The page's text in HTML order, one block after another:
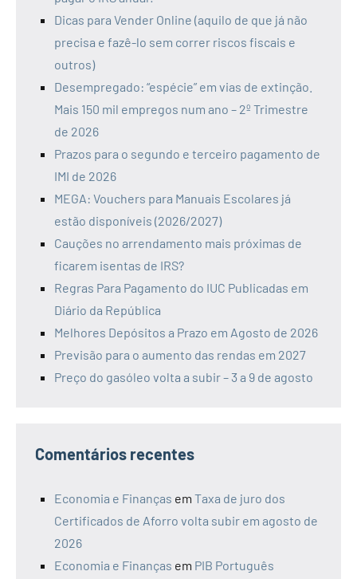
Dicas para Vender Online (aquilo de que já não
precisa e fazê-lo sem correr riscos fiscais e
outros)
Desempregado: “espécie” em vias de extinção.
Mais 150 mil empregos num ano – 2º Trimestre
de 2026
Prazos para o segundo e terceiro pagamento de
IMI de 2026
MEGA: Vouchers para Manuais Escolares já
estão disponíveis (2026/2027)
Cauções no arrendamento mais próximas de
ficarem isentas de IRS?
Regras Para Pagamento do IUC Publicadas em
Diário da República
Melhores Depósitos a Prazo em Agosto de 2026
Previsão para o aumento das rendas em 2027
Preço do gasóleo volta a subir – 3 a 9 de agosto
Comentários recentes
Economia e Finanças em Taxa de juro dos
Certificados de Aforro volta subir em agosto de
2026
Economia e Finanças em PIB Português